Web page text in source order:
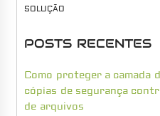
SOLUÇÃO
POSTS RECENTES
Como proteger a camada
cópias de segurança
de arquivos